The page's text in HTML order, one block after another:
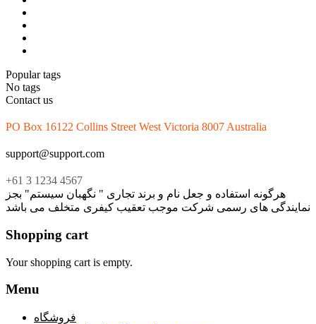
Popular tags
No tags
Contact us
PO Box 16122 Collins Street West Victoria 8007 Australia
support@support.com
+61 3 1234 4567
هرگونه استفاده و جعل نام و برند تجاری " نگهبان سیستم" بجز
نمایندگی های رسمی شرکت موجب تعقیب کیفری متخلف می باشد
Shopping cart
Your shopping cart is empty.
Menu
فروشگاه